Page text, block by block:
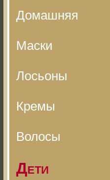
Домашняя
Маски
Лосьоны
Кремы
Волосы
Дети